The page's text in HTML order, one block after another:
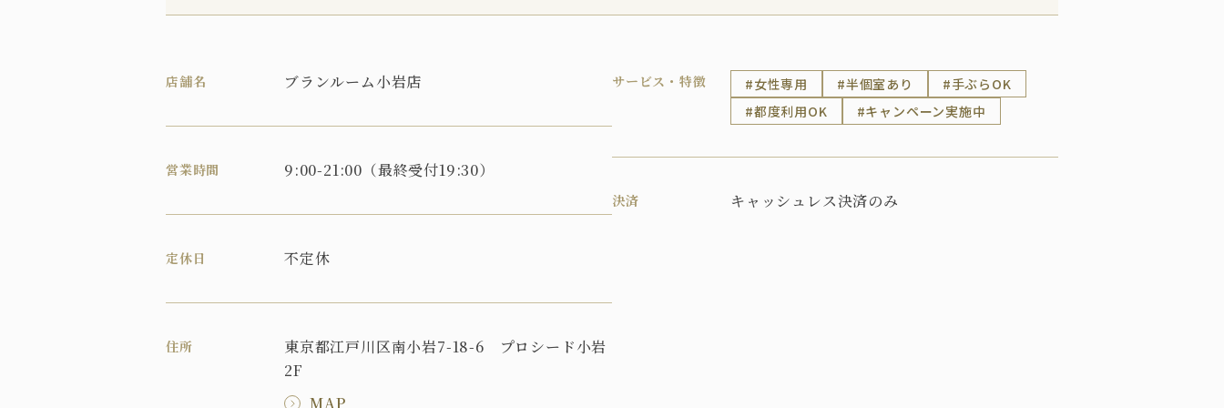
店舗名 ブランルーム小岩店
営業時間 9:00-21:00（最終受付19:30）
定休日 不定休
住所
東京都江戸川区南小岩7-18-6 プロシード小岩
2F
MAP
サービス・特徴 女性専用 半個室あり
手ぶらOK
都度利用OK
キャンペーン実施中
決済 キャッシュレス決済のみ